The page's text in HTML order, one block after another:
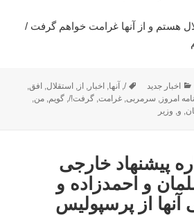
هستم و از آنها غرامت خواهم گرفت /
دسته‌ها
اخبار جدید برچسب‌ها
/
, آنها, اخبار, از, استقلال, افق,
امروز, سرمربی,غرامت,گرفت!/,گویم,من,
, و, وزیر
پیشنهاد خارجی
و احمدزاده و
آنها از پرسپولیس